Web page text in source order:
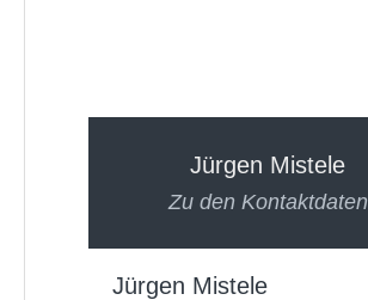
Jürgen Mistele
Zu den Kontaktdaten
Jürgen Mistele